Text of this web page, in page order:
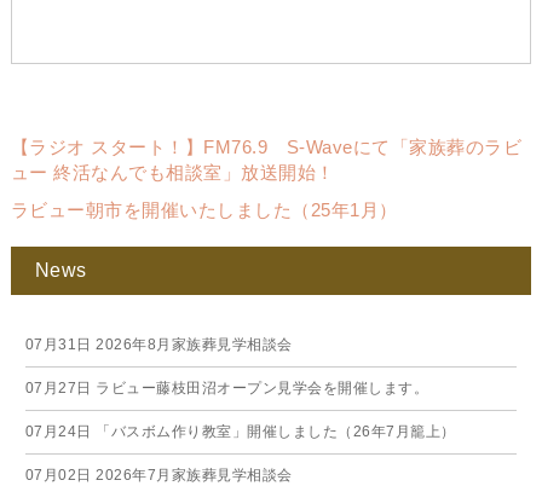
【ラジオ スタート！】FM76.9 S-Waveにて「家族葬のラビ
ュー 終活なんでも相談室」放送開始！
ラビュー朝市を開催いたしました（25年1月）
News
07月31日 2026年8月家族葬見学相談会
07月27日 ラビュー藤枝田沼オープン見学会を開催します。
07月24日 「バスボム作り教室」開催しました（26年7月籠上）
07月02日 2026年7月家族葬見学相談会